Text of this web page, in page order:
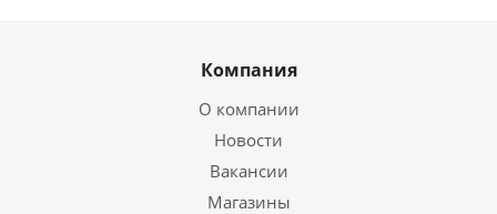
Компания
О компании
Новости
Вакансии
Магазины